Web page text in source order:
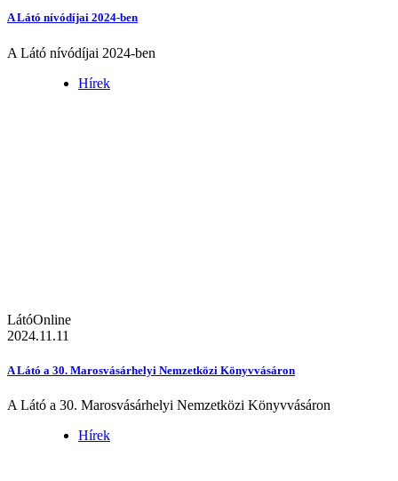
A Látó nívódíjai 2024-ben
A Látó nívódíjai 2024-ben
Hírek
LátóOnline
2024.11.11
A Látó a 30. Marosvásárhelyi Nemzetközi Könyvvásáron
A Látó a 30. Marosvásárhelyi Nemzetközi Könyvvásáron
Hírek